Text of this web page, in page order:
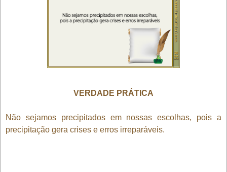
VERDADE PRÁTICA
Não sejamos precipitados em nossas escolhas, pois a
precipitação gera crises e erros irreparáveis.